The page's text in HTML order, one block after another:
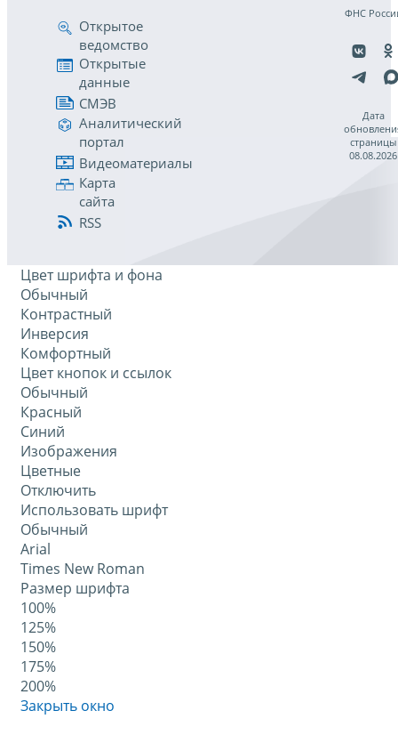
Открытое
ведомство
Открытые
данные
СМЭВ
Аналитический
портал
Видеоматериалы
Карта
сайта
RSS
ФНС
Дата
страницы
08.08.2026
Цвет шрифта и фона
Обычный
Контрастный
Инверсия
Комфортный
Цвет кнопок и ссылок
Обычный
Красный
Синий
Изображения
Цветные
Отключить
Использовать шрифт
Обычный
Arial
Times New Roman
Размер шрифта
100%
125%
150%
175%
200%
Закрыть окно